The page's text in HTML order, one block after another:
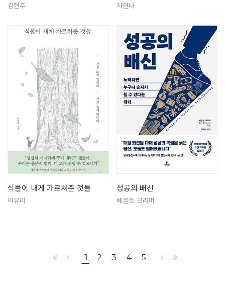
김현주 차현나
식물이 내게 가르쳐준 것들
이유리
성공의 배신
베른트 크라머
1 2 3 4 5